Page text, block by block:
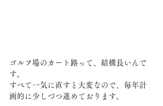
ゴルフ場のカート路って、結構長いんで
す。
すべて一気に直すと大変なので、毎年計
画的に少しづつ進めております。